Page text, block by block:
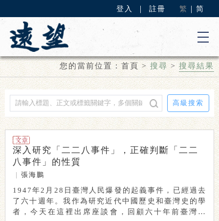
登入 註冊 繁 简
您的當前位置：首頁> 搜尋>搜尋結果
高級搜索
深入研究「二二八事件」，正確判斷「二二
八事件」的性質
張海鵬
1947年2月28日臺灣人民爆發的起義事件，已經過去
了六十週年。我作為研究近代中國歷史和臺灣史的學
者，今天在這裡出席座談會，回顧六十年前臺灣人